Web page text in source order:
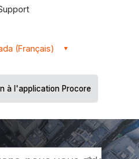
(Français)
à l'application Procore